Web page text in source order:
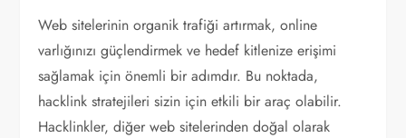
Web sitelerinin organik trafiği artırmak, online
varlığınızı güçlendirmek ve hedef kitlenize erişimi
sağlamak için önemli bir adımdır. Bu noktada,
hacklink stratejileri sizin için etkili bir araç olabilir.
Hacklinkler, diğer web sitelerinden doğal olarak